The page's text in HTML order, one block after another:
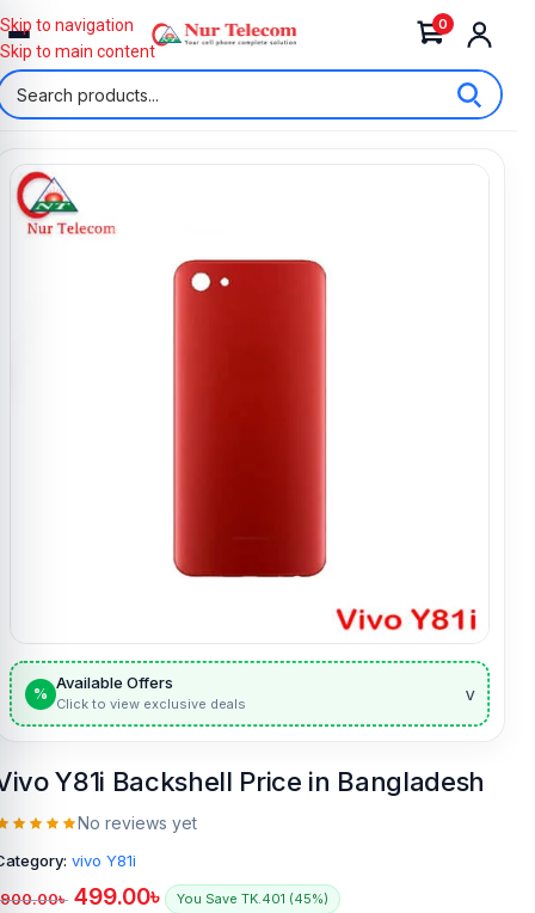
0
Skip to navigation
Skip to main content
%
Available Offers
Click to view exclusive deals v
Y81i Backshell Price in Bangladesh
No reviews yet
vivo Y81i
900.00৳ 499.00৳ You Save TK.401 (45%)